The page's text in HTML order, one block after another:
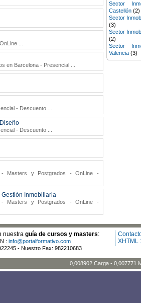
Sector
Castellón (2)
Sector
(3)
Sector
(2)
Sector
Valencia (3)
en Barcelona - Presencial
- Descuento
- Descuento
Masters y Postgrados - OnLine -
Inmobiliaria
Masters y Postgrados - OnLine -
nuestra guía de cursos y masters:
: info@portalformativo.com
- Nuestro Fax: 982210683
XHTML
0,008902 Carga - 0,007771